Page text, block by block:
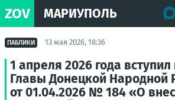
ZOV МАРИУПОЛЬ
ПАБЛИКИ 13 мая 2026, 18:36
1 апреля 2026 года вступил
Главы Донецкой Народной
от 01.04.2026 № 184 «О